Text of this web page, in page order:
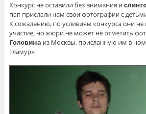
Конкурс не оставили без внимания и
пап прислали нам свои фотографии с
К сожалению, по усливиям конкурса они
участие, но жюри не может не отметить
Головина из Москвы, присланную им в
гламур»: